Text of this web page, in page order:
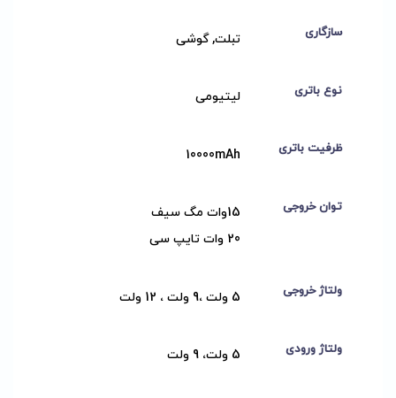
سازگاری تبلت, گوشی
نوع باتری لیتیومی
ظرفیت باتری 10000mAh
توان خروجی
15وات مگ سیف
20 وات تایپ سی
ولتاژ خروجی 5 ولت ،9 ولت ، 12 ولت
ولتاژ ورودی 5 ولت، 9 ولت